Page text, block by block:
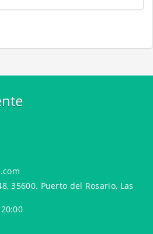
35600. Puerto del Rosario, Las